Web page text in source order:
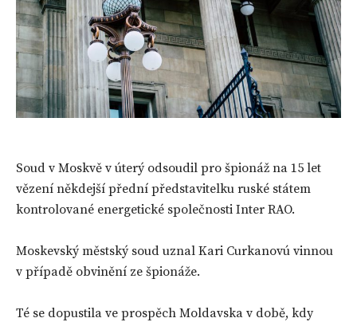
Soud v Moskvě v úterý odsoudil pro špionáž na 15 let
vězení někdejší přední představitelku ruské státem
kontrolované energetické společnosti Inter RAO.
Moskevský městský soud uznal Kari Curkanovú vinnou
v případě obvinění ze špionáže.
Té se dopustila ve prospěch Moldavska v době, kdy